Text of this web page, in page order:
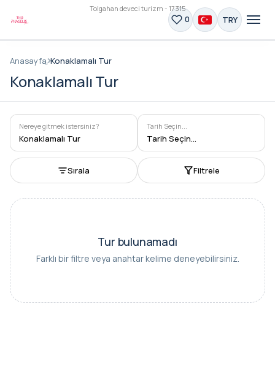
Tolgahan deveci turizm - 17315
0 TRY
Anasayfa Konaklamalı Tur
Konaklamalı Tur
Nereye gitmek istersiniz?
Konaklamalı Tur
Tarih Seçin...
Tarih Seçin...
Sırala Filtrele
Tur bulunamadı
Farklı bir filtre veya anahtar kelime deneyebilirsiniz.